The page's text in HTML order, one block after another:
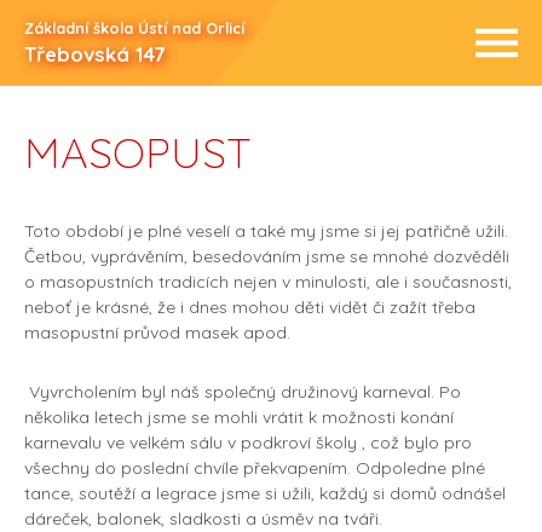
Základní škola Ústí nad Orlicí
Třebovská 147
MASOPUST
Toto období je plné veselí a také my jsme si jej patřičně užili.
Četbou, vyprávěním, besedováním jsme se mnohé dozvěděli
o masopustních tradicích nejen v minulosti, ale i současnosti,
neboť je krásné, že i dnes mohou děti vidět či zažít třeba
masopustní průvod masek apod.
Vyvrcholením byl náš společný družinový karneval. Po
několika letech jsme se mohli vrátit k možnosti konání
karnevalu ve velkém sálu v podkroví školy , což bylo pro
všechny do poslední chvíle překvapením. Odpoledne plné
tance, soutěží a legrace jsme si užili, každý si domů odnášel
dáreček, balonek, sladkosti a úsměv na tváři.